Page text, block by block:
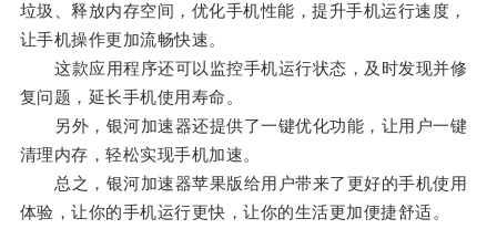
垃圾、释放内存空间，优化手机性能，提升手机运行速度，
让手机操作更加流畅快速。
这款应用程序还可以监控手机运行状态，及时发现并修
复问题，延长手机使用寿命。
另外，银河加速器还提供了一键优化功能，让用户一键
清理内存，轻松实现手机加速。
总之，银河加速器苹果版给用户带来了更好的手机使用
体验，让你的手机运行更快，让你的生活更加便捷舒适。